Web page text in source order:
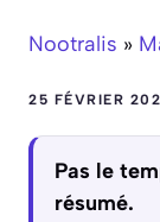
Nootralis »
25 FÉVRIER
Pas le
résumé.